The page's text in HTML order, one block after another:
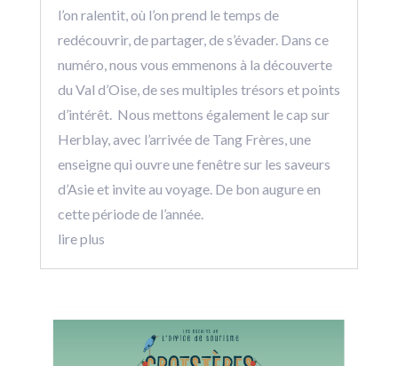
l’on ralentit, où l’on prend le temps de
redécouvrir, de partager, de s’évader. Dans ce
numéro, nous vous emmenons à la découverte
du Val d’Oise, de ses multiples trésors et points
d’intérêt. Nous mettons également le cap sur
Herblay, avec l’arrivée de Tang Frères, une
enseigne qui ouvre une fenêtre sur les saveurs
d’Asie et invite au voyage. De bon augure en
cette période de l’année.
lire plus